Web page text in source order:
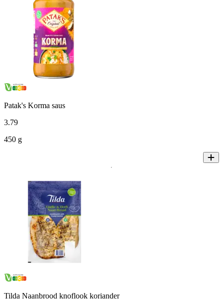
Patak's Korma saus
3.79
450 g
Tilda Naanbrood knoflook koriander